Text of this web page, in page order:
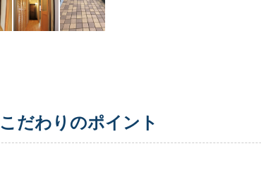
こだわりのポイント